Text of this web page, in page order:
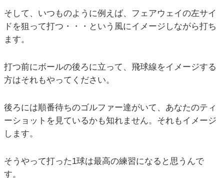
そして、いつものように例えば、フェアウェイの左サイ
ドを狙って打つ・・・という風にイメージしながら打ち
ます。
打つ前にボールの後ろに立って、飛球線をイメージする
方はそれもやってください。
後ろには順番待ちのゴルファー達がいて、あなたのティ
ーショットを見ているかも知れません。それもイメージ
します。
そうやって打った1球は最高の練習になると思うんで
す。